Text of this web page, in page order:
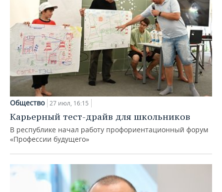
Общество 27 июл, 16:15
Карьерный тест-драйв для школьников
В республике начал работу профориентационный форум
«Профессии будущего»